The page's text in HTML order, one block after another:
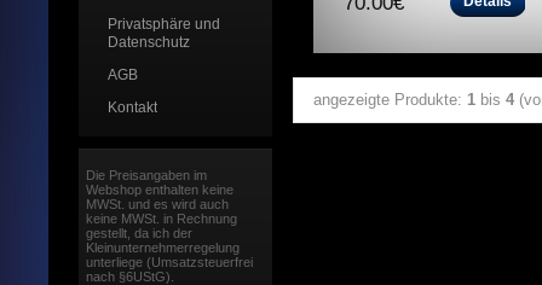
angezeigte Produkte: 1 bis 4
Privatsphäre und
Datenschutz
AGB
Kontakt
Die Preisangaben im
Webshop enthalten keine
MWSt. und es wird auch
keine MWSt. in Rechnung
gestellt, da ich der
Kleinunternehmerregelung
unterliege (Umsatzsteuerfrei
nach §6UStG).